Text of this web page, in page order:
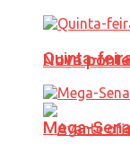
Nova
Quinta-
Mega-